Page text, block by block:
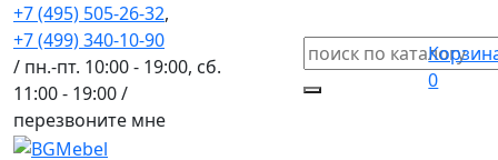
+7 (495) 505-26-32,
+7 (499) 340-10-90
/ пн.-пт. 10:00 - 19:00, сб.
11:00 - 19:00 /
перезвоните мне
0